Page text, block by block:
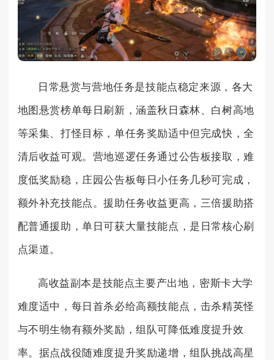
日常悬赏与营地任务是技能点稳定来源，各大
地图悬赏榜单每日刷新，涵盖秋日森林、白树高地
等采集、打怪目标，单任务奖励适中但完成快，全
清后收益可观。营地巡逻任务通过公告板接取，难
度低奖励稳，庄园公告板每日小任务几秒可完成，
额外补充技能点。援助任务收益更高，三倍援助搭
配普通援助，单日可获大量技能点，是日常核心刷
点渠道。
高收益副本是技能点主要产出地，密斯卡大学
难度适中，每日首杀必给高额技能点，击杀精英怪
与不明生物有额外奖励，组队可降低难度提升效
率。据点战役随难度提升奖励递增，组队挑战高星